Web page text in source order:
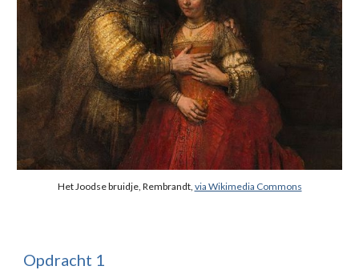
Het Joodse bruidje, Rembrandt, via Wikimedia Commons
Opdracht 1